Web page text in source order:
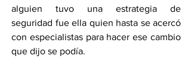
alguien tuvo una estrategia de
seguridad fue ella quien hasta se acercó
con especialistas para hacer ese cambio
que dijo se podía.